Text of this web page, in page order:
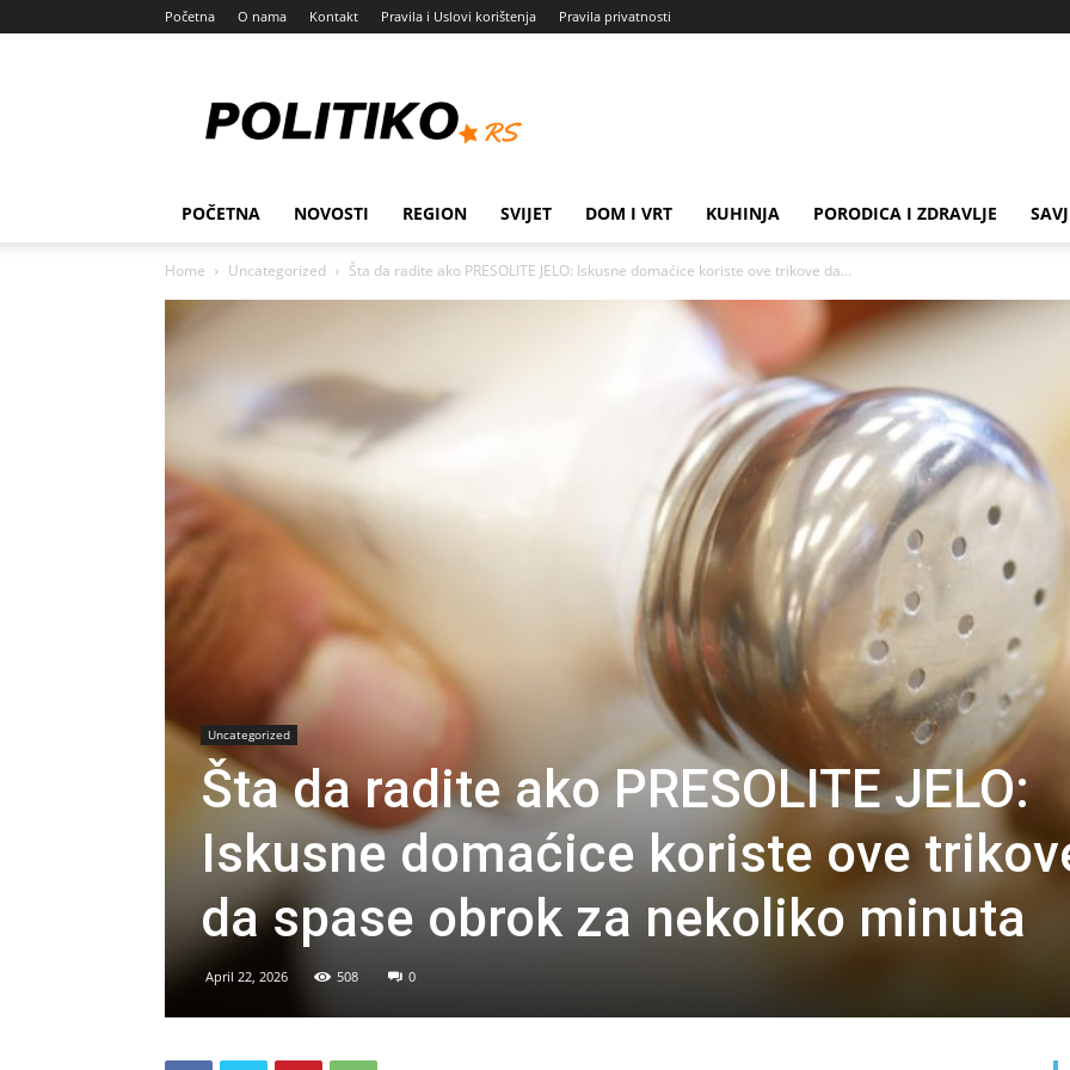
Početna O nama Kontakt Pravila i Uslovi korištenja Pravila privatnosti
POČETNA NOVOSTI REGION SVIJET DOM I VRT KUHINJA PORODICA I ZDRAVLJE
Home Uncategorized Šta da radite ako PRESOLITE JELO: Iskusne domaćice koriste ove trikove da...
Uncategorized
Šta da radite ako PRESOLITE JELO:
Iskusne domaćice koriste ove
da spase obrok za nekoliko minuta
April 22, 2026 508 0